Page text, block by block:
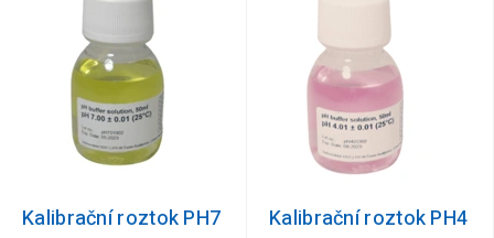
Kalibrační roztok PH7 Kalibrační roztok PH4